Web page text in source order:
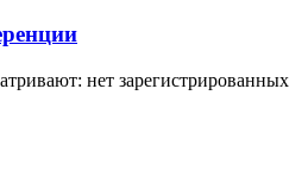
нет зарегистрированных